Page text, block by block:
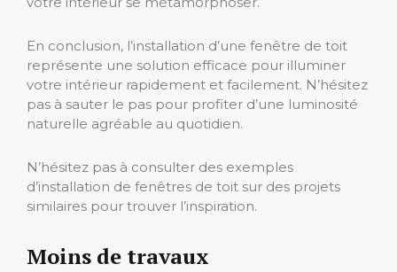
En conclusion, l’installation d’une fenêtre de toit
représente une solution efficace pour illuminer
votre intérieur rapidement et facilement. N’hésitez
pas à sauter le pas pour profiter d’une luminosité
naturelle agréable au quotidien.
N’hésitez pas à consulter des exemples
d’installation de fenêtres de toit sur des projets
similaires pour trouver l’inspiration.
Moins de travaux